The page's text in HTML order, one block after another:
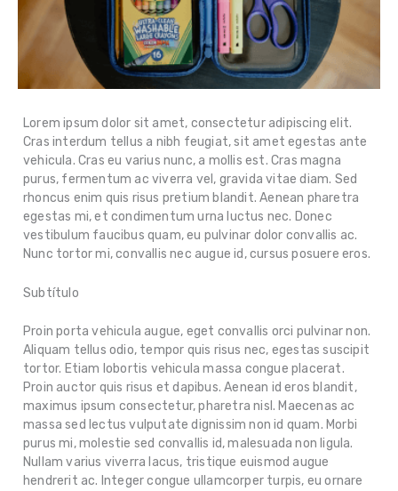
Lorem ipsum dolor sit amet, consectetur adipiscing elit.
Cras interdum tellus a nibh feugiat, sit amet egestas ante
vehicula. Cras eu varius nunc, a mollis est. Cras magna
purus, fermentum ac viverra vel, gravida vitae diam. Sed
rhoncus enim quis risus pretium blandit. Aenean pharetra
egestas mi, et condimentum urna luctus nec. Donec
vestibulum faucibus quam, eu pulvinar dolor convallis ac.
Nunc tortor mi, convallis nec augue id, cursus posuere eros.
Subtítulo
Proin porta vehicula augue, eget convallis orci pulvinar non.
Aliquam tellus odio, tempor quis risus nec, egestas suscipit
tortor. Etiam lobortis vehicula massa congue placerat.
Proin auctor quis risus et dapibus. Aenean id eros blandit,
maximus ipsum consectetur, pharetra nisl. Maecenas ac
massa sed lectus vulputate dignissim non id quam. Morbi
purus mi, molestie sed convallis id, malesuada non ligula.
Nullam varius viverra lacus, tristique euismod augue
hendrerit ac. Integer congue ullamcorper turpis, eu ornare